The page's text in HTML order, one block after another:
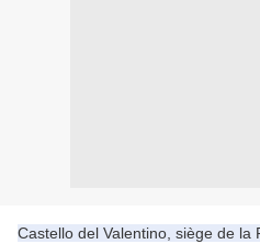
Castello del Valentino, siège de la